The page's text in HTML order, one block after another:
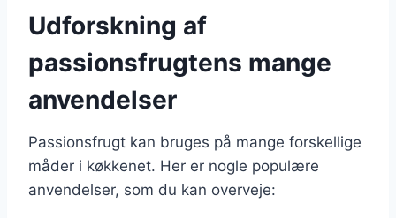
Udforskning af
passionsfrugtens mange
anvendelser
Passionsfrugt kan bruges på mange forskellige
måder i køkkenet. Her er nogle populære
anvendelser, som du kan overveje: